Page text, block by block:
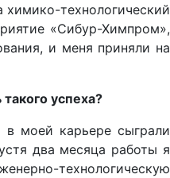
химико-технологический
«Сибур-Химпром»,
и меня приняли на
успеха?
в моей карьере сыграли
два месяца работы я
технологическую